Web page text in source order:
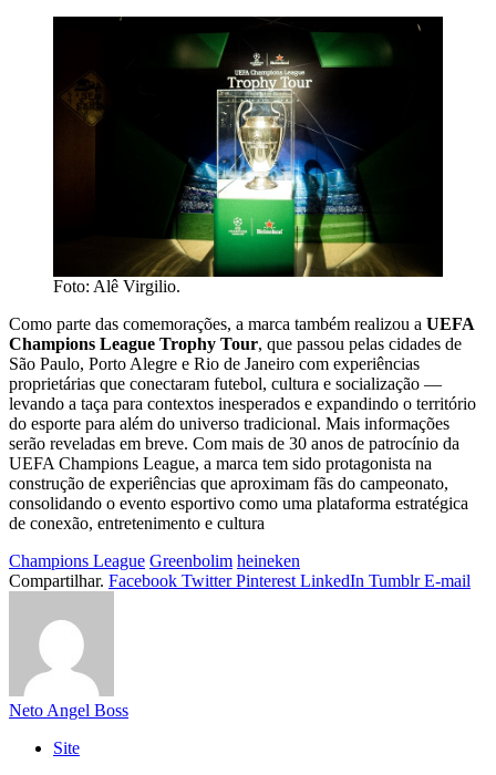
Foto: Alê Virgilio.
Como parte das comemorações, a marca também realizou a UEFA
Champions League Trophy Tour, que passou pelas cidades de
São Paulo, Porto Alegre e Rio de Janeiro com experiências
proprietárias que conectaram futebol, cultura e socialização —
levando a taça para contextos inesperados e expandindo o território
do esporte para além do universo tradicional. Mais informações
serão reveladas em breve. Com mais de 30 anos de patrocínio da
UEFA Champions League, a marca tem sido protagonista na
construção de experiências que aproximam fãs do campeonato,
consolidando o evento esportivo como uma plataforma estratégica
de conexão, entretenimento e cultura
Champions League Greenbolim heineken
Compartilhar. Facebook Twitter Pinterest LinkedIn Tumblr E-mail
Neto Angel Boss
Site